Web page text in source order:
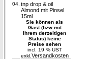
04. tnp drop & oil
Almond mit Pinsel
15ml
Sie können als
Gast (bzw mit
Ihrem derzeitigen
Status) keine
Preise sehen
incl. 19 % UST
exkl. Versandkosten